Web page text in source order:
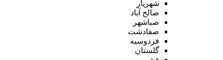
شهریار
صالح آباد
صباشهر
صفادشت
فردوسیه
گلستان